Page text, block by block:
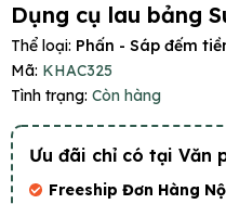
Dụng cụ lau bảng
Thể loại: Phấn - Sáp đếm
Mã: KHAC325
Tình trạng: Còn hàng
Ưu đãi chỉ có tại Văn
Freeship Đơn Hàng